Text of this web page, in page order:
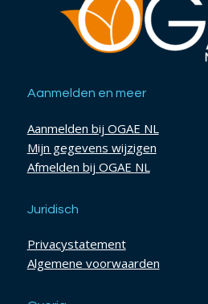
Aanmelden en meer
Aanmelden bij OGAE NL
Mijn gegevens wijzigen
Afmelden bij OGAE NL
Juridisch
Privacystatement
Algemene voorwaarden